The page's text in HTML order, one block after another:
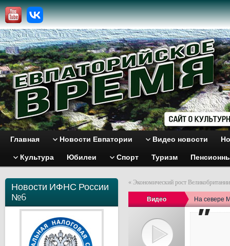
Главная Новости Евпатории Видео новости
Культура Юбилеи Спорт Туризм
Новости ИФНС России
№6
« Экономический рост
Видео На севере